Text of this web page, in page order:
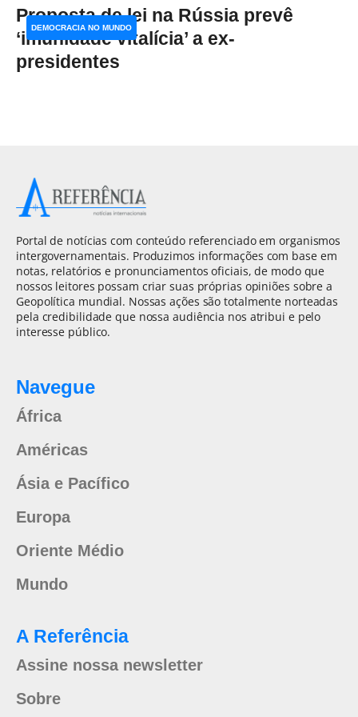
Proposta de lei na Rússia prevê
‘imunidade vitalícia’ a ex-
presidentes
DEMOCRACIA NO MUNDO
Portal de notícias com conteúdo referenciado em organismos
intergovernamentais. Produzimos informações com base em
notas, relatórios e pronunciamentos oficiais, de modo que
nossos leitores possam criar suas próprias opiniões sobre a
Geopolítica mundial. Nossas ações são totalmente norteadas
pela credibilidade que nossa audiência nos atribui e pelo
interesse público.
Navegue
África
Américas
Ásia e Pacífico
Europa
Oriente Médio
Mundo
A Referência
Assine nossa newsletter
Sobre